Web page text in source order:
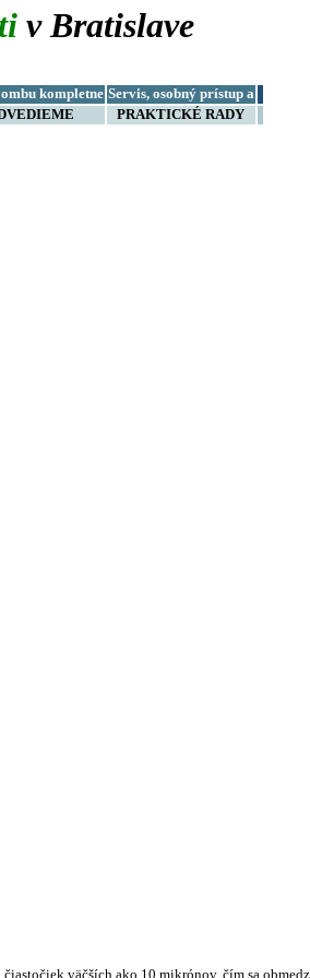
v Bratislave
kompletne Servis, osobný prístup a
PRAKTICKÉ RADY
väčších ako 10 mikrónov, čím sa